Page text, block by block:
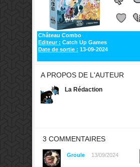
Château Combo
Editeur : Catch Up Games
Date de sortie : 13-09-2024
A PROPOS DE L'AUTEUR
La Rédaction
3 COMMENTAIRES
Groule 13/09/2024